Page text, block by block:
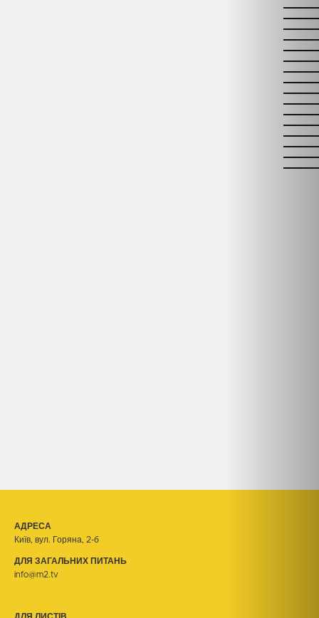
АДРЕСА
Київ, вул. Горяна, 2-б
ДЛЯ ЗАГАЛЬНИХ ПИТАНЬ
info@m2.tv